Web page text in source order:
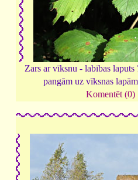
Zars ar vīksnu - labības laputs
pangām uz vīksnas
Komentēt (0)